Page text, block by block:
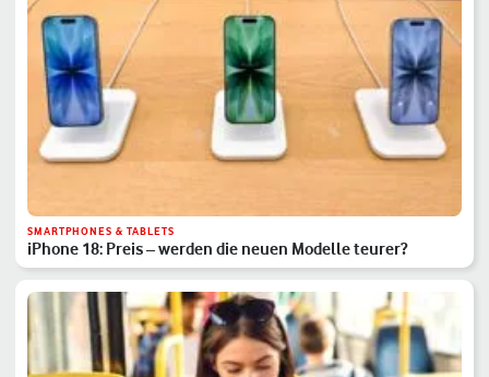
SMARTPHONES & TABLETS
iPhone 18: Preis – werden die neuen Modelle teurer?